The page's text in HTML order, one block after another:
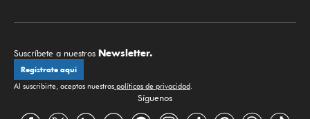
Suscríbete a nuestros Newsletter.
Regístrate aquí
Al suscribirte, aceptas nuestras políticas de privacidad.
Síguenos